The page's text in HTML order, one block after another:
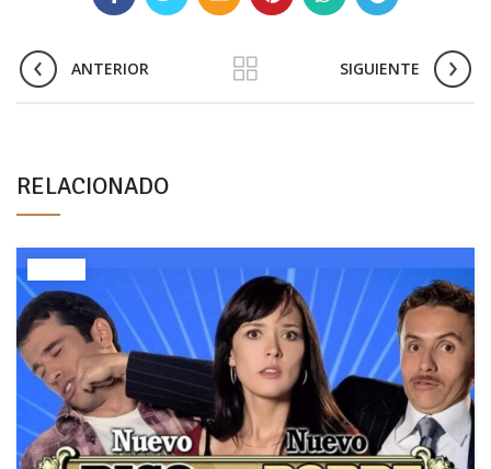
ANTERIOR SIGUIENTE
RELACIONADO